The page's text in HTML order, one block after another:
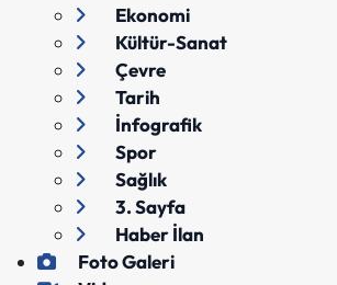
Ekonomi
Kültür-Sanat
Çevre
Tarih
İnfografik
Spor
Sağlık
3. Sayfa
Haber İlan
Foto Galeri